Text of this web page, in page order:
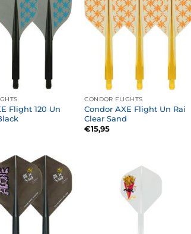
Flight 120 Un
CONDOR FLIGHTS
Condor AXE Flight Un Rai
Clear Sand
€15,95